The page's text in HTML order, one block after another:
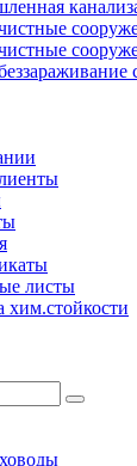
листы
хим.стойкости